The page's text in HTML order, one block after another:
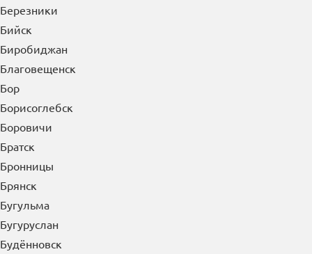
Березники
Бийск
Биробиджан
Благовещенск
Бор
Борисоглебск
Боровичи
Братск
Бронницы
Брянск
Бугульма
Бугуруслан
Будённовск